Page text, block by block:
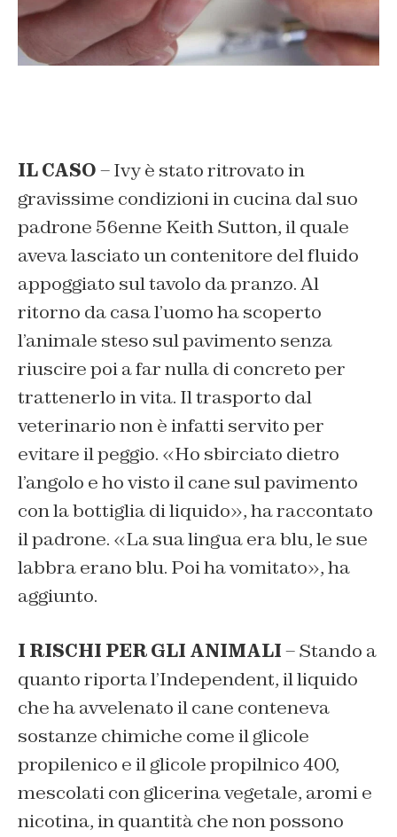
IL CASO– Ivy è stato ritrovato in
gravissime condizioni in cucina dal suo
padrone 56enne Keith Sutton, il quale
aveva lasciato un contenitore del fluido
appoggiato sul tavolo da pranzo. Al
ritorno da casa l’uomo ha scoperto
l’animale steso sul pavimento senza
riuscire poi a far nulla di concreto per
trattenerlo in vita. Il trasporto dal
veterinario non è infatti servito per
evitare il peggio. «Ho sbirciato dietro
l’angolo e ho visto il cane sul pavimento
con la bottiglia di liquido», ha raccontato
il padrone. «La sua lingua era blu, le sue
labbra erano blu. Poi ha vomitato», ha
aggiunto.
I RISCHI PER GLI ANIMALI– Stando a
quanto riporta l’Independent, il liquido
che ha avvelenato il cane conteneva
sostanze chimiche come il glicole
propilenico e il glicole propilnico 400,
mescolati con glicerina vegetale, aromi e
nicotina, in quantità che non possono